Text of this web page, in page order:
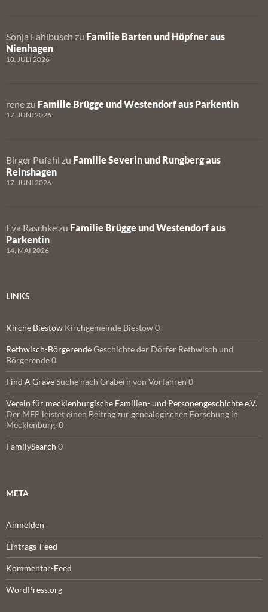
Sonja Fahlbusch zu Familie Barten und Höpfner aus
Nienhagen
10. JULI 2026
rene zu Familie Brügge und Westendorf aus Parkentin
17. JUNI 2026
Birger Pufahl zu Familie Severin und Rungberg aus
Reinshagen
17. JUNI 2026
Eva Raschke zu Familie Brügge und Westendorf aus
Parkentin
14. MAI 2026
LINKS
Kirche Biestow Kirchgemeinde Biestow 0
Rethwisch-BörgerendeGeschichte der Dörfer Rethwisch und
Börgerende 0
Find A GraveSuche nach Gräbern von Vorfahren 0
Verein für mecklenburgische Familien- und Personengeschichte e.V.
Der MFP leistet einen Beitrag zur genealogischen Forschung in
Mecklenburg. 0
FamilySearch 0
META
Anmelden
Eintrags-Feed
Kommentar-Feed
WordPress.org